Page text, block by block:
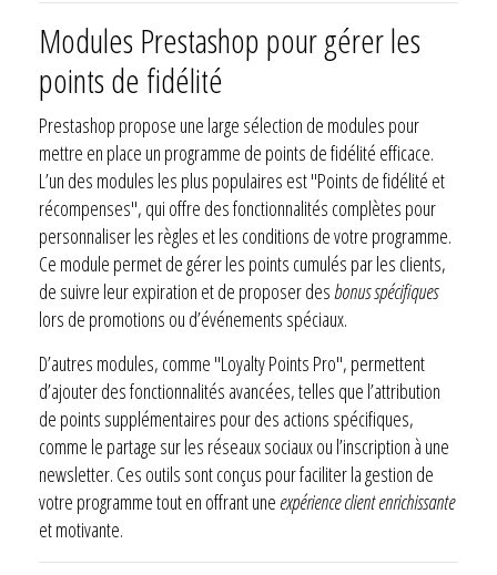
Modules Prestashop pour gérer les
points de fidélité
Prestashop propose une large sélection de modules pour
mettre en place un programme de points de fidélité efficace.
L’un des modules les plus populaires est "Points de fidélité et
récompenses", qui offre des fonctionnalités complètes pour
personnaliser les règles et les conditions de votre programme.
Ce module permet de gérer les points cumulés par les clients,
de suivre leur expiration et de proposer des bonus spécifiques
lors de promotions ou d’événements spéciaux.
D’autres modules, comme "Loyalty Points Pro", permettent
d’ajouter des fonctionnalités avancées, telles que l’attribution
de points supplémentaires pour des actions spécifiques,
comme le partage sur les réseaux sociaux ou l’inscription à une
newsletter. Ces outils sont conçus pour faciliter la gestion de
votre programme tout en offrant une expérience client enrichissante
et motivante.